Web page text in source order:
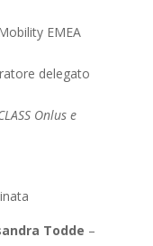
EMEA
delegato
Onlus e
Todde –